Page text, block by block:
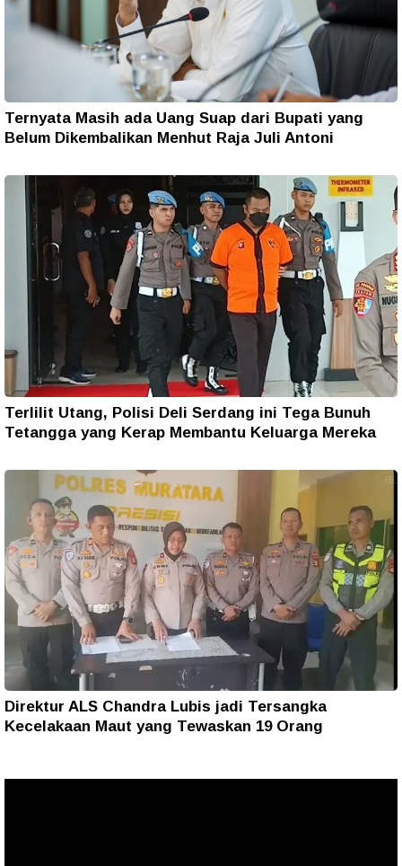
Ternyata Masih ada Uang Suap dari Bupati yang
Belum Dikembalikan Menhut Raja Juli Antoni
Terlilit Utang, Polisi Deli Serdang ini Tega Bunuh
Tetangga yang Kerap Membantu Keluarga Mereka
Direktur ALS Chandra Lubis jadi Tersangka
Kecelakaan Maut yang Tewaskan 19 Orang